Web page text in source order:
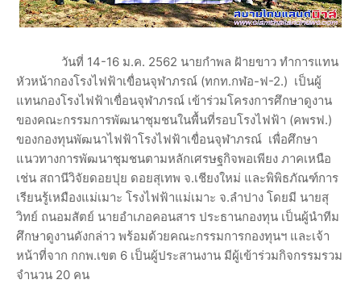
วันที่ 14-16 ม.ค. 2562 นายกำพล ฝัายขาว ทำการแทน
หัวหน้ากองโรงไฟฟ้าเขื่อนจุฬาภรณ์ (ทกท.กฬอ-ฟ-2.) เป็นผู้
แทนกองโรงไฟฟ้าเขื่อนจุฬาภรณ์ เข้าร่วมโครงการศึกษาดูงาน
ของคณะกรรมการพัฒนาชุมชนในพื้นที่รอบโรงไฟฟ้า (คพรฟ.)
ของกองทุนพัฒนาไฟฟ้าโรงไฟฟ้าเขื่อนจุฬาภรณ์ เพื่อศึกษา
แนวทางการพัฒนาชุมชนตามหลักเศรษฐกิจพอเพียง ภาคเหนือ
เช่น สถานีวิจัยดอยปุย ดอยสุเทพ จ.เชียงใหม่ และพิพิธภัณฑ์การ
เรียนรู้เหมืองแม่เมาะ โรงไฟฟ้าแม่เมาะ จ.ลำปาง โดยมี นายสุ
วิทย์ ถนอมสัตย์ นายอำเภอคอนสาร ประธานกองทุน เป็นผู้นำทีม
ศึกษาดูงานดังกล่าว พร้อมด้วยคณะกรรมการกองทุนฯ และเจ้า
หน้าที่จาก กกพ.เขต 6 เป็นผู้ประสานงาน มีผู้เข้าร่วมกิจกรรมรวม
จำนวน 20 คน